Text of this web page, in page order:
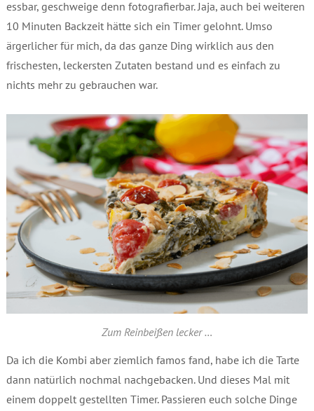
essbar, geschweige denn fotografierbar. Jaja, auch bei weiteren
10 Minuten Backzeit hätte sich ein Timer gelohnt. Umso
ärgerlicher für mich, da das ganze Ding wirklich aus den
frischesten, leckersten Zutaten bestand und es einfach zu
nichts mehr zu gebrauchen war.
Zum Reinbeißen lecker …
Da ich die Kombi aber ziemlich famos fand, habe ich die Tarte
dann natürlich nochmal nachgebacken. Und dieses Mal mit
einem doppelt gestellten Timer. Passieren euch solche Dinge